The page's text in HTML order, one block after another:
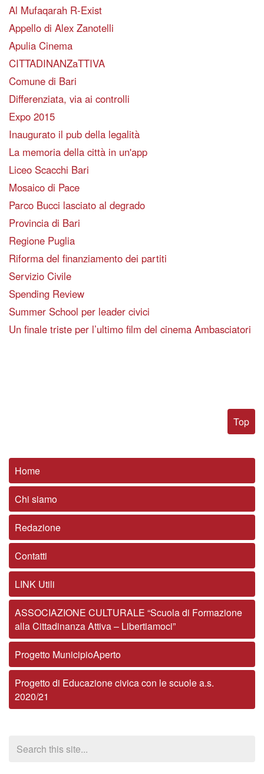
Al Mufaqarah R-Exist
Appello di Alex Zanotelli
Apulia Cinema
CITTADINANZaTTIVA
Comune di Bari
Differenziata, via ai controlli
Expo 2015
Inaugurato il pub della legalità
La memoria della città in un'app
Liceo Scacchi Bari
Mosaico di Pace
Parco Bucci lasciato al degrado
Provincia di Bari
Regione Puglia
Riforma del finanziamento dei partiti
Servizio Civile
Spending Review
Summer School per leader civici
Un finale triste per l’ultimo film del cinema Ambasciatori
Top
Home
Chi siamo
Redazione
Contatti
LINK Utili
ASSOCIAZIONE CULTURALE “Scuola di Formazione
alla Cittadinanza Attiva – Libertiamoci”
Progetto MunicipioAperto
Progetto di Educazione civica con le scuole a.s.
2020/21